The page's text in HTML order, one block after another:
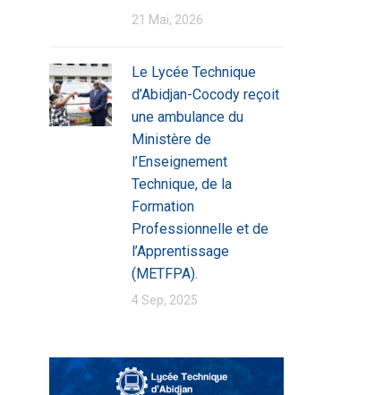
21 Mai, 2026
Le Lycée Technique
d’Abidjan-Cocody reçoit
une ambulance du
Ministère de
l’Enseignement
Technique, de la
Formation
Professionnelle et de
l’Apprentissage
(METFPA).
4 Sep, 2025